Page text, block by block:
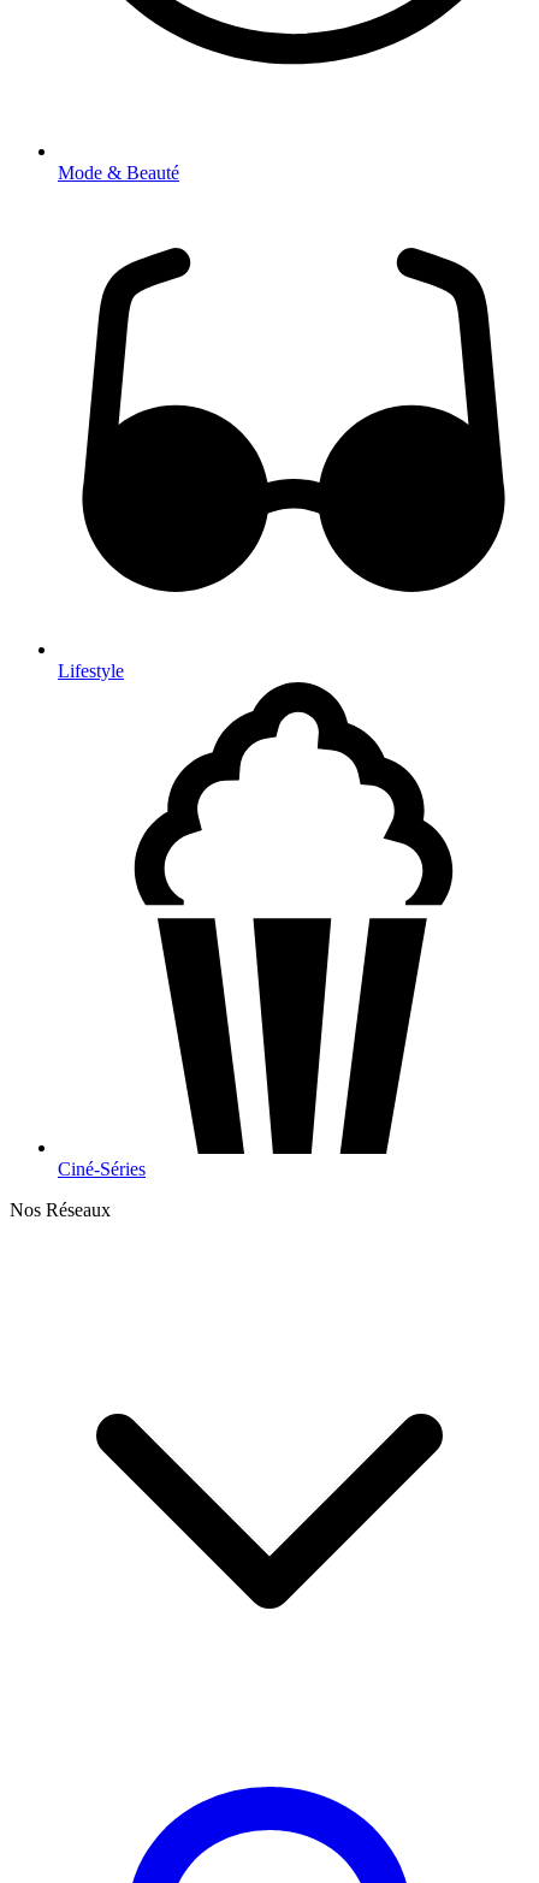
Mode & Beauté
Lifestyle
Ciné-Séries
Nos Réseaux